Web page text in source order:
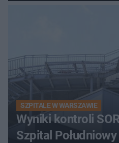
SZPITALE W WARSZAWIE
Wyniki kontroli
Szpital